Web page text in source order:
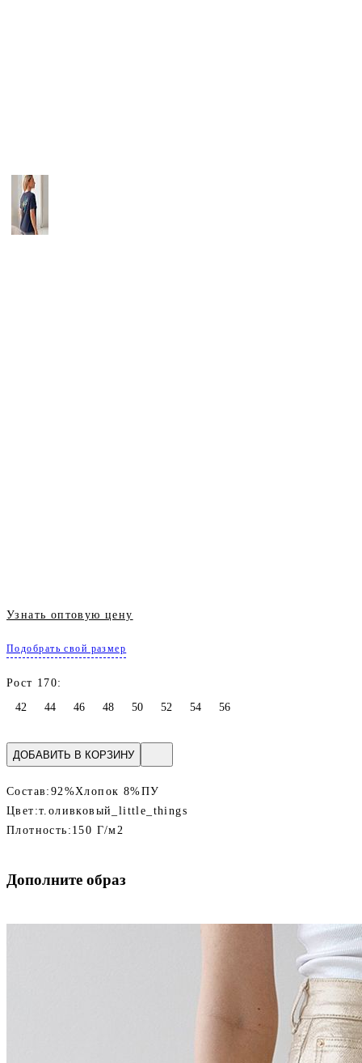
Узнать оптовую цену
Подобрать свой размер
Рост 170:
42
44 46 48 50 52 54 56
ДОБАВИТЬ В КОРЗИНУ
Состав: 92%Хлопок 8%ПУ
Цвет:т.оливковый_little_things
Плотность: 150 Г/м2
Дополните образ